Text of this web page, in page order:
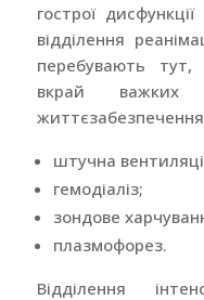
гострої
відділення
перебувають
вкрай важких
штучна
гемодіаліз;
зондове
плазмофорез.
Відділення